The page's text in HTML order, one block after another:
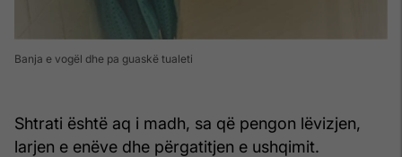
Banja e vogël dhe pa guaskë tualeti
Shtrati është aq i madh, sa që pengon lëvizjen,
larjen e enëve dhe përgatitjen e ushqimit.